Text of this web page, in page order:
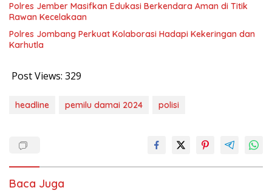
Polres Jember Masifkan Edukasi Berkendara Aman di Titik
Rawan Kecelakaan
Polres Jombang Perkuat Kolaborasi Hadapi Kekeringan dan
Karhutla
Post Views: 329
headline pemilu damai 2024 polisi
Baca Juga